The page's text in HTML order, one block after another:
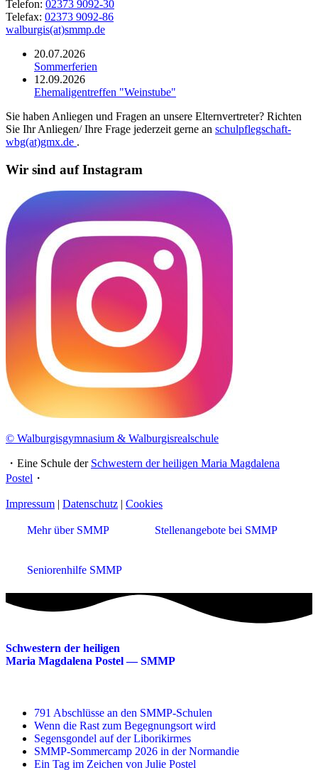
Telefon: 02373 9092-30
Telefax: 02373 9092-86
walburgis(at)smmp.de
20.07.2026
Sommerferien
12.09.2026
Ehemaligentreffen "Weinstube"
Sie haben Anliegen und Fragen an unsere Elternvertreter? Richten
Sie Ihr Anliegen/ Ihre Frage jederzeit gerne an schulpflegschaft-
wbg(at)gmx.de .
Wir sind auf Instagram
© Walburgisgymnasium & Walburgisrealschule
・Eine Schule der Schwestern der heiligen Maria Magdalena
Postel ・
Impressum | Datenschutz | Cookies
Mehr über SMMP Stellenangebote bei SMMP
Seniorenhilfe SMMP
Schwestern der heiligen
Maria Magdalena Postel — SMMP
791 Abschlüsse an den SMMP-Schulen
Wenn die Rast zum Begegnungsort wird
Segensgondel auf der Liborikirmes
SMMP-Sommercamp 2026 in der Normandie
Ein Tag im Zeichen von Julie Postel